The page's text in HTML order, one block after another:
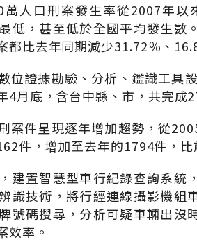
人口刑案發生率從2007年以
低，甚至低於全國平均發生數
都比去年同期減少31.72％、
位證據勘驗、分析、鑑識工具
4月底，含台中縣、市，共完成
案件呈現逐年增加趨勢，從
件，增加至去年的1794件，
建置智慧型車行紀錄查詢系統
識技術，將行經連線攝影機組
號碼搜尋，分析可疑車輛出沒
效率。